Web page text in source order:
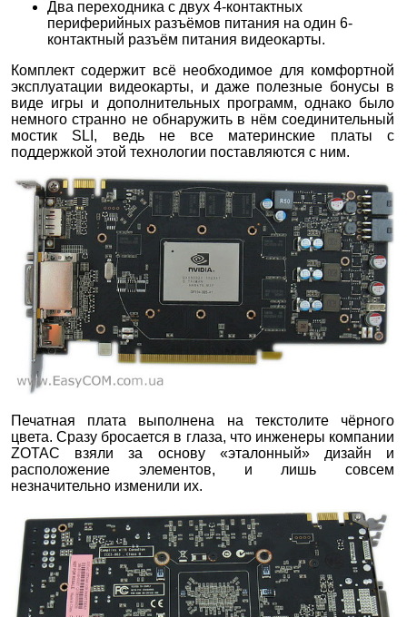
Два переходника с двух 4-контактных
периферийных разъёмов питания на один 6-
контактный разъём питания видеокарты.
Комплект содержит всё необходимое для комфортной
эксплуатации видеокарты, и даже полезные бонусы в
виде игры и дополнительных программ, однако было
немного странно не обнаружить в нём соединительный
мостик SLI, ведь не все материнские платы с
поддержкой этой технологии поставляются с ним.
Печатная плата выполнена на текстолите чёрного
цвета. Сразу бросается в глаза, что инженеры компании
ZOTAC взяли за основу «эталонный» дизайн и
расположение элементов, и лишь совсем
незначительно изменили их.